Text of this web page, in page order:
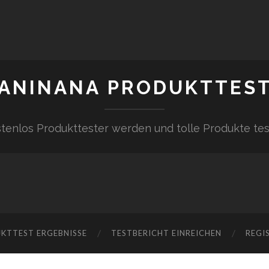
Produkttester werden und tolle Produkte
ERGEBNISSE TESTBERICHT EINREICHEN